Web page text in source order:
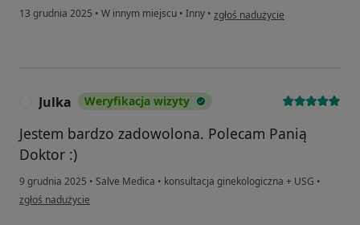
13 grudnia 2025 • W innym miejscu • Inny • w opinii użytkownika Agnieszka
zgłoś nadużycie
Julka Weryfikacja wizyty
Jestem bardzo zadowolona. Polecam Panią
Doktor :)
9 grudnia 2025 • Salve Medica • konsultacja ginekologiczna + USG •
w opinii użytkownika Julka
zgłoś nadużycie